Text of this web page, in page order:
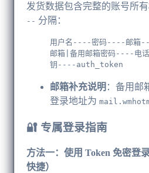
发货数据包含完整的账号所
-- 分隔：
用户名----密码----邮箱
邮箱|备用邮箱密码----电
钥----auth_token
邮箱补充说明 ：备用邮
登录地址为
🔐 专属登录指南
方法一：使用 Token 免密登
快捷）